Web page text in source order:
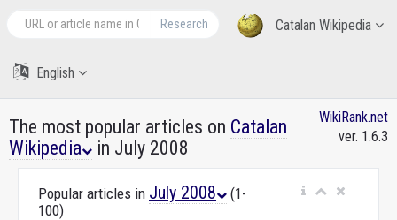
Catalan Wikipedia
Research
English
The most popular articles on Catalan
Wikipedia
in July 2008
WikiRank.net
ver. 1.6.3
Popular articles in July 2008
(1-
100)